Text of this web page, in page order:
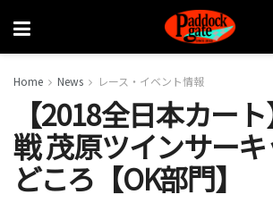
Home News レース・イベント情報
【2018全日本カー
戦 茂原ツインサー
どころ【OK部門】